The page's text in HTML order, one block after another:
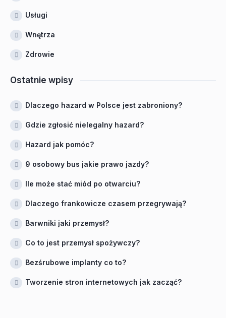
Usługi
Wnętrza
Zdrowie
Ostatnie wpisy
Dlaczego hazard w Polsce jest zabroniony?
Gdzie zgłosić nielegalny hazard?
Hazard jak pomóc?
9 osobowy bus jakie prawo jazdy?
Ile może stać miód po otwarciu?
Dlaczego frankowicze czasem przegrywają?
Barwniki jaki przemysł?
Co to jest przemysł spożywczy?
Bezśrubowe implanty co to?
Tworzenie stron internetowych jak zacząć?